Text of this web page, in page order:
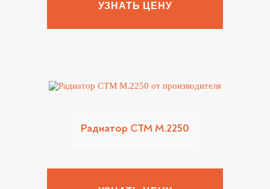
УЗНАТЬ ЦЕНУ
Радиатор CTM M.2250